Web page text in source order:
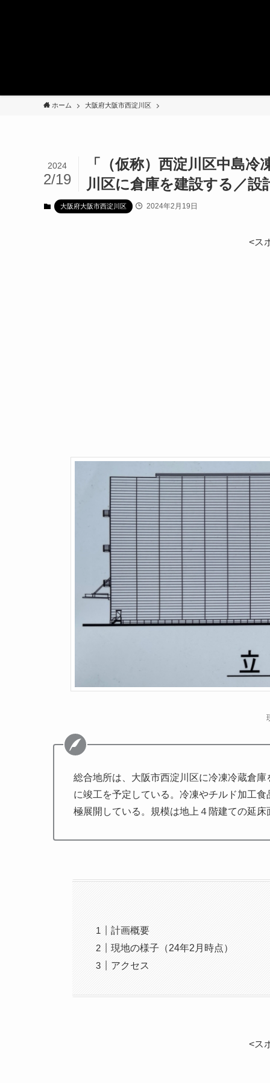
ホーム 大阪府大阪市西淀川区
「（仮称）西淀川区中島
川区に倉庫を建設する／設
2024
2/19
大阪府大阪市西淀川区 2024年2月19日
<ス
総合地所は、大阪市西淀川区に冷凍冷蔵倉
に竣工を予定している。冷凍やチルド加工
極展開している。規模は地上４階建ての延
計画概要
現地の様子（24年2月時点）
アクセス
<ス